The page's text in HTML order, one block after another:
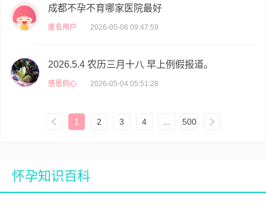
成都不孕不育哪家医院最好
匿名用户 2026-05-06 09:47:59
2026.5.4 农历三月十八 早上例假报道。
感恩的心 2026-05-04 05:51:28
1 2 3 4 500
怀孕知识百科